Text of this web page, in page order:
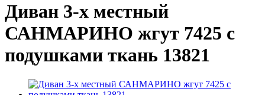
Диван 3-х местный
САНМАРИНО жгут 7425 с
подушками ткань 13821